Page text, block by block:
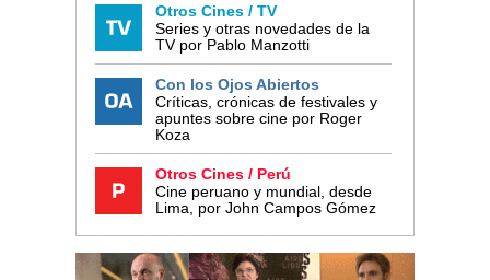
Otros Cines / TV
Series y otras novedades de la
TV por Pablo Manzotti
Con los Ojos Abiertos
Críticas, crónicas de festivales y
apuntes sobre cine por Roger
Koza
Otros Cines / Perú
Cine peruano y mundial, desde
Lima, por John Campos Gómez